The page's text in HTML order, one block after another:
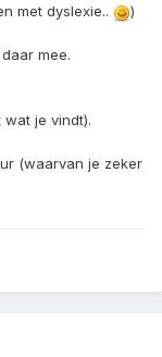
met dyslexie..
)
mee.
je vindt).
(waarvan je zeker